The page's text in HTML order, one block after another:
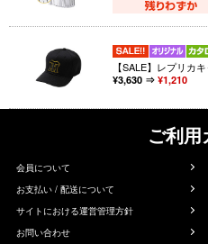
【SALE】レプリカ
¥3,630 ⇒ ¥1,210
ご利用
会員について
お支払い / 配送について
サイトにおける運営管理方針
お問い合わせ